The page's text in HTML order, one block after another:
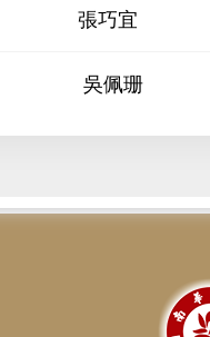
張巧宜
吳佩珊